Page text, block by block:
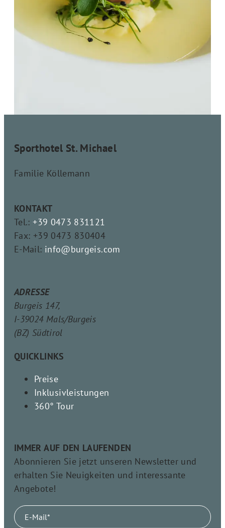
Sporthotel St. Michael
Familie Köllemann
KONTAKT
Tel.:+39 0473 831121
Fax: +39 0473 830404
E-Mail: info@burgeis.com
ADRESSE
Burgeis 147,
I-39024 Mals/Burgeis
(BZ) Südtirol
QUICKLINKS
Preise
Inklusivleistungen
360° Tour
IMMER AUF DEN LAUFENDEN
Abonnieren Sie jetzt unseren Newsletter und
erhalten Sie Neuigkeiten und interessante
Angebote!